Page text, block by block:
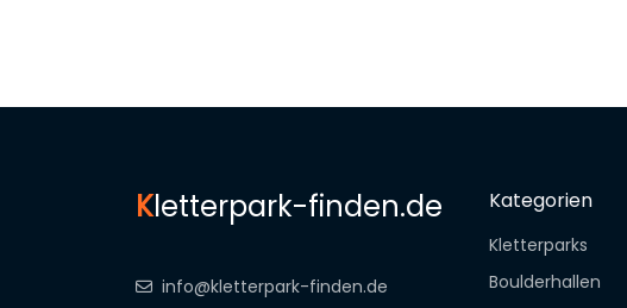
Kletterpark-finden.de
info@kletterpark-finden.de
Kategorien
Kletterparks
Boulderhallen